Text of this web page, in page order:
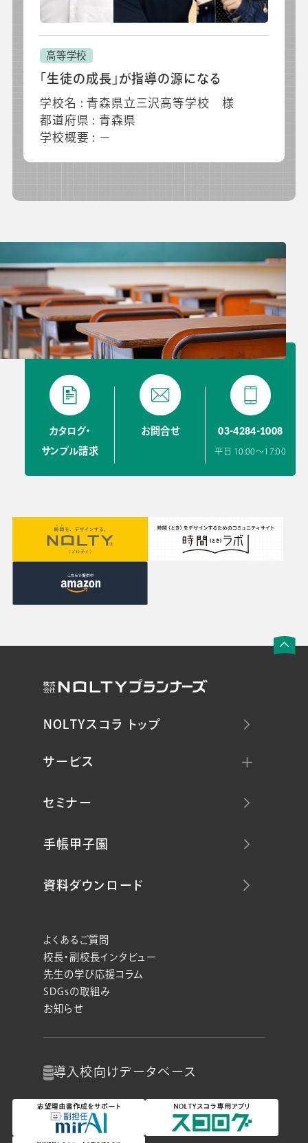
高等学校
「生徒の成長」が指導の源になる
学校名 : 青森県立三沢高等学校 様
都道府県 : 青森県
学校概要 : －
カタログ・
サンプル請求
お問合せ 03-4284-1008
平日 10:00〜17:00
NOLTYスコラ トップ
サービス
セミナー
手帳甲子園
資料ダウンロード
よくあるご質問
校長・副校長インタビュー
先生の学び応援コラム
SDGsの取組み
お知らせ
導入校向けデータベース